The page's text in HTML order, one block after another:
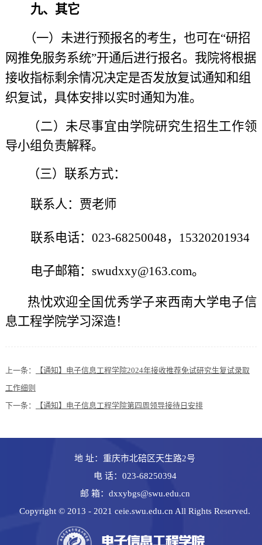
九、其它
（一） 未进行预报名的考生，也可在“研招
网推免服务系统”开通后进行报名。我院将根据
接收指标剩余情况决定是否发放复试通知和组
织复试，具体安排以实时通知为准。
（二）未尽事宜由学院研究生招生工作领
导小组负责解释。
（三）联系方式：
联系人：贾老师
联系电话：023-68250048，1 5320201934
电子邮箱：swudxxy@163.com。
热忱欢迎全国优秀学子来西南大学电子信
息工程学院学习深造！
上一条：
【通知】电子信息工程学院2024年接收推荐免试研究生复试录取
工作细则
下一条：
【通知】电子信息工程学院第四周领导接待日安排
地 址：重庆市北碚区天生路2号
电 话：023-68250394
邮 箱：dxxybgs@swu.edu.cn
Copyright © 2013 - 2021 ceie.swu.edu.cn All Rights Reserved.